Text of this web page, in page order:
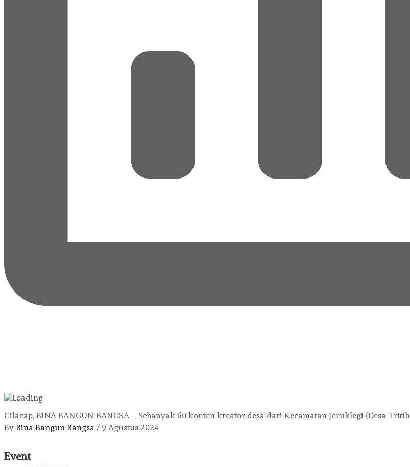
Cilacap, BINA BANGUN BANGSA – Sebanyak 60 konten kreator desa dari Kecamatan Jeruklegi (Desa Tritih
By Bina Bangun Bangsa / 9 Agustus 2024
Event